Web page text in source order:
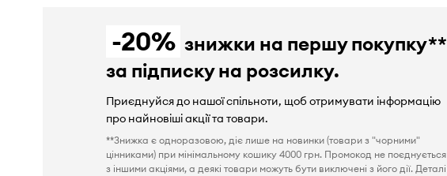
-20% знижки на першу покупку**
за підписку на розсилку.
Приєднуйся до нашої спільноти, щоб отримувати інформацію
про найновіші акції та товари.
**Знижка є одноразовою, діє лише на новинки (товари з "чорними"
цінниками) при мінімальному кошику 4000 грн. Промокод не поєднується
з іншими акціями, а деякі товари можуть бути виключені з його дії. Деталі